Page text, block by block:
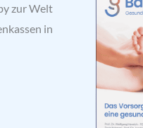
zur Welt
in